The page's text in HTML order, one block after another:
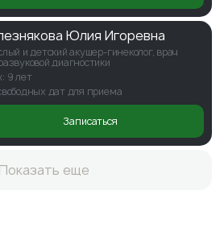
Юлия Игоревна
и детский акушер-гинеколог, врач
диагностики
9 лет
дат для приема
Записаться
Показать еще